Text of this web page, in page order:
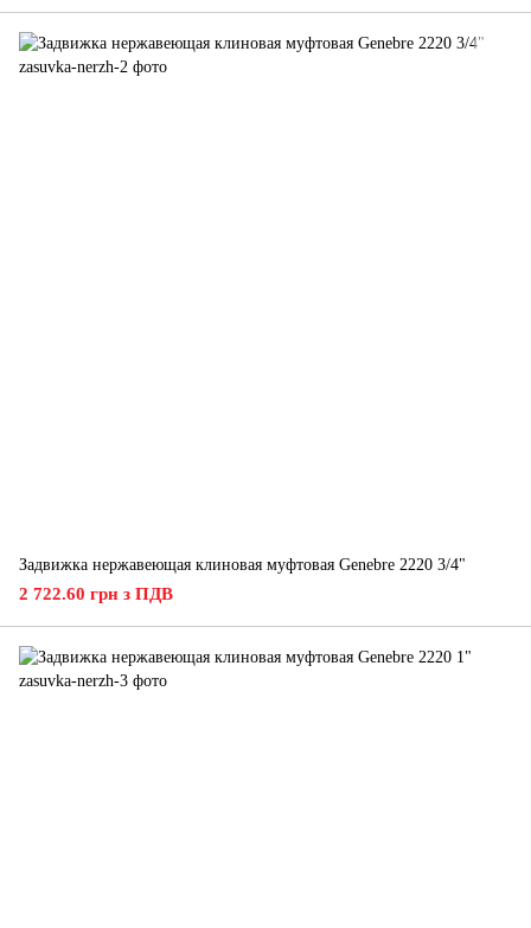
Задвижка нержавеющая клиновая муфтовая Genebre 2220 3/4"
2 722.60 грн з ПДВ